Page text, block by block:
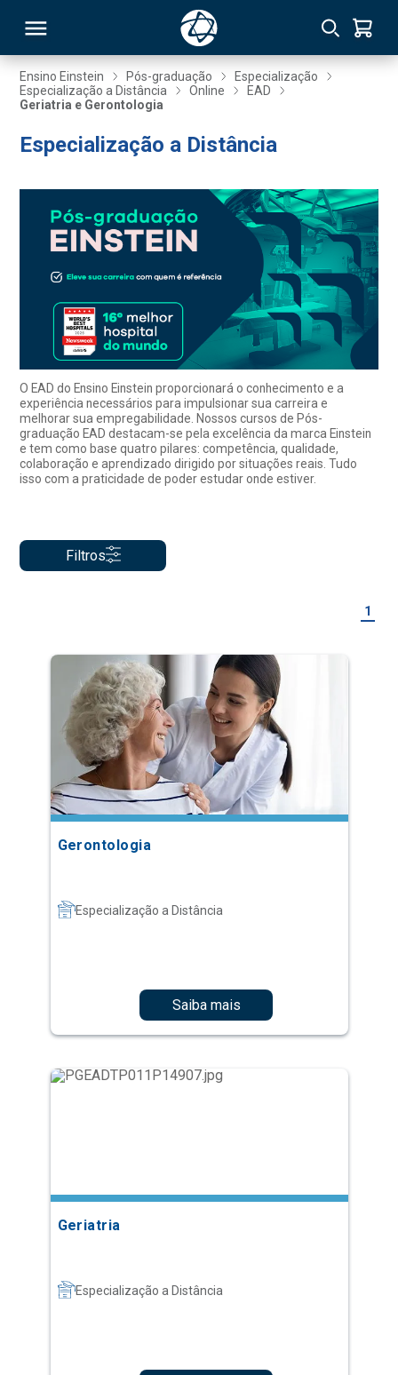
Ensino Einstein Pós-graduação
Especialização
Especialização a Distância
Online
EAD
Geriatria e Gerontologia
Especialização a Distância
O EAD do Ensino Einstein proporcionará o conhecimento e a
experiência necessários para impulsionar sua carreira e
melhorar sua empregabilidade. Nossos cursos de Pós-
graduação EAD destacam-se pela excelência da marca Einstein
e tem como base quatro pilares: competência, qualidade,
colaboração e aprendizado dirigido por situações reais. Tudo
isso com a praticidade de poder estudar onde estiver.
Filtros
1
Gerontologia
Especialização a Distância
Saiba mais
Geriatria
Especialização a Distância